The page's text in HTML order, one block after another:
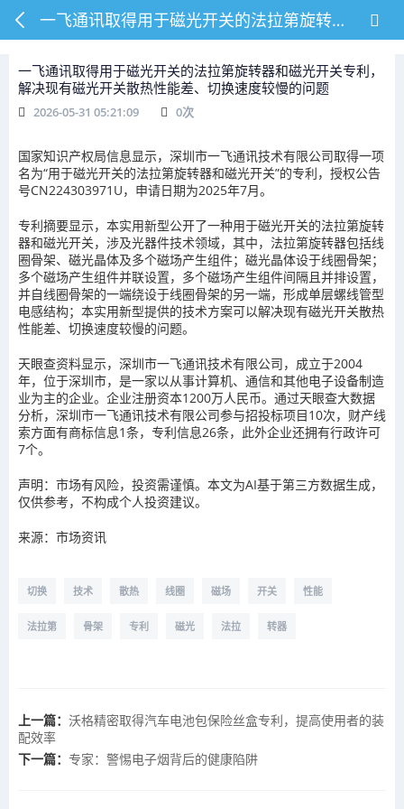
一飞通讯取得用于磁光开关的法拉第旋转器和磁光开关专利，解决现有磁光开关散热性能差、切换速度较慢的问题
一飞通讯取得用于磁光开关的法拉第旋转器和磁光开关专利，
解决现有磁光开关散热性能差、切换速度较慢的问题
2026-05-31 05:21:09 0次
国家知识产权局信息显示，深圳市一飞通讯技术有限公司取得一项
名为“用于磁光开关的法拉第旋转器和磁光开关”的专利，授权公告
号CN224303971U，申请日期为2025年7月。
专利摘要显示，本实用新型公开了一种用于磁光开关的法拉第旋转
器和磁光开关，涉及光器件技术领域，其中，法拉第旋转器包括线
圈骨架、磁光晶体及多个磁场产生组件；磁光晶体设于线圈骨架；
多个磁场产生组件并联设置，多个磁场产生组件间隔且并排设置，
并自线圈骨架的一端绕设于线圈骨架的另一端，形成单层螺线管型
电感结构；本实用新型提供的技术方案可以解决现有磁光开关散热
性能差、切换速度较慢的问题。
天眼查资料显示，深圳市一飞通讯技术有限公司，成立于2004
年，位于深圳市，是一家以从事计算机、通信和其他电子设备制造
业为主的企业。企业注册资本1200万人民币。通过天眼查大数据
分析，深圳市一飞通讯技术有限公司参与招投标项目10次，财产线
索方面有商标信息1条，专利信息26条，此外企业还拥有行政许可
7个。
声明：市场有风险，投资需谨慎。本文为AI基于第三方数据生成，
仅供参考，不构成个人投资建议。
来源：市场资讯
切换 技术 散热 线圈 磁场 开关 性能
法拉第 骨架 专利 磁光 法拉 转器
上一篇： 沃格精密取得汽车电池包保险丝盒专利，提高使用者的装
配效率
下一篇： 专家：警惕电子烟背后的健康陷阱